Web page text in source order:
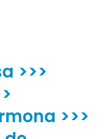
>>>
>>>